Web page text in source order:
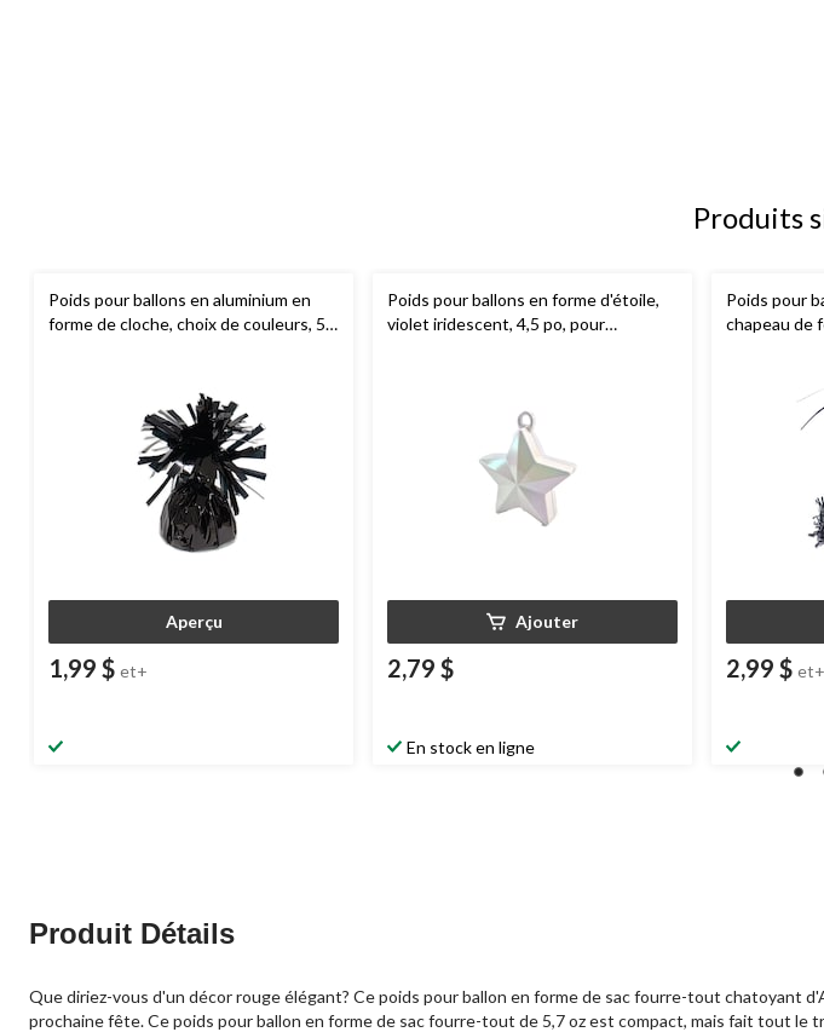
Produits
Poids pour ballons en aluminium en
forme de cloche, choix de couleurs, 5
Aperçu
1,99 $ et+
Poids pour ballons en forme d'étoile,
violet iridescent, 4,5 po, pour
Ajouter
2,79 $
En stock en ligne
Poids pour
chapeau de
2,99 $ et+
Produit Détails
Que diriez-vous d'un décor rouge élégant? Ce poids pour ballon en forme de sac fourre-tout chatoyant
prochaine fête. Ce poids pour ballon en forme de sac fourre-tout de 5,7 oz est compact, mais fait tout le